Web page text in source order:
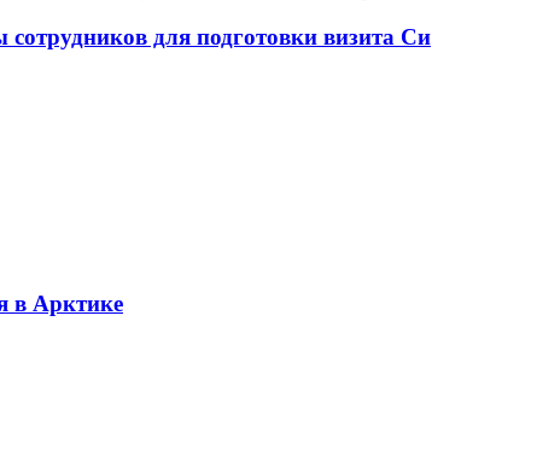
для подготовки визита Си
в Арктике